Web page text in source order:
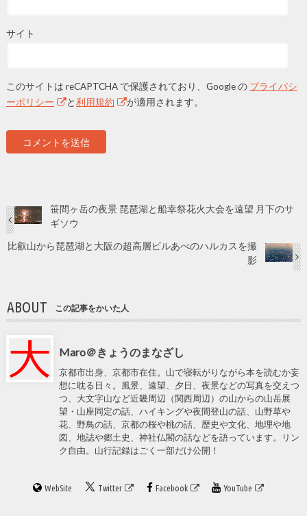
サイト
このサイトは reCAPTCHA で保護されており、Google の プライバシ
ーポリシー
と利用規約 が適用されます。
笹間ヶ岳の夜景 琵琶湖と船幸祭花火大会を遠望 月下のサ
ギソウ
比叡山から琵琶湖と大阪の超高層ビルあべのハルカスを撮
影
ABOUT この記事をかいた人
Maro＠きょうのまなざし
京都市出身、京都市在住。山で寝転がりながら本を読むか妄
想に耽る日々。風景、遠望、夕日、夜景などの写真を交えつ
つ、大文字山など近畿周辺（関西周辺）の山からの山岳展
望・山座同定の話、ハイキングや夜間登山の話、山野草や
花、野鳥の話、京都の桜や桃の話、歴史や文化、地理や地
図、地誌や郷土史、神社仏閣の話などを語っています。リン
ク自由。山行記録はごく一部だけ公開！
WebSite Twitter Facebook YouTube